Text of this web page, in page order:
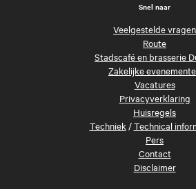
Snel naar
Veelgestelde vragen
Route
Stadscafé en brasserie
Zakelijke
Vacatures
Privacyverklaring
Huisregels
Techniek/Technical
Pers
Contact
Disclaimer